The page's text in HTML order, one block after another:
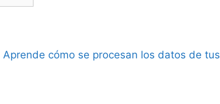
Aprende cómo se procesan los datos de tus